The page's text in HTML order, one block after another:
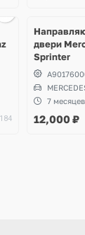
184
двери
Sprinter
7
12,000 ₽